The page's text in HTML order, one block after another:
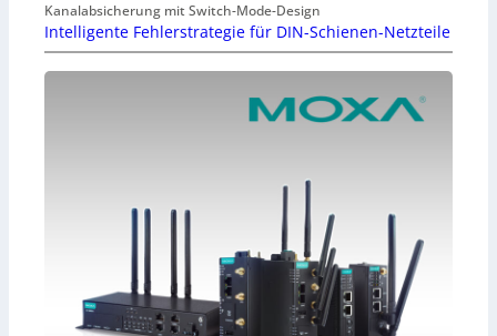
Kanalabsicherung mit Switch-Mode-Design
Intelligente Fehlerstrategie für DIN-Schienen-Netzteile